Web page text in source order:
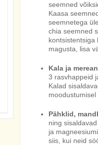
seemned
Kaasa
seemnetega
chia seemned
kontsistentsiga
magusta, lisa
Kala ja
3 rasvhappeid
Kalad
Pähklid,
ning
ja
siis, kui neid